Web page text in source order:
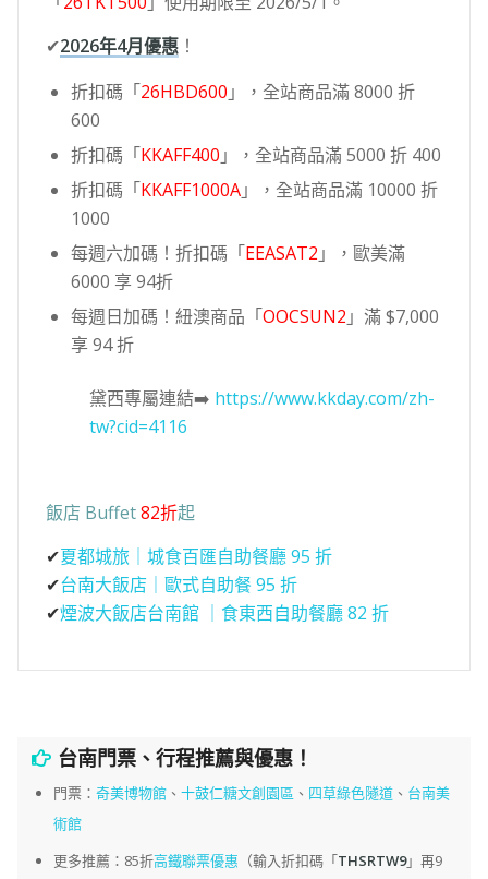
✔2026年4月優惠！
折扣碼「26HBD600 」，全站商品滿 8000 折
600
折扣碼「KKAFF400 」，全站商品滿 5000 折 400
折扣碼「KKAFF1000A」，全站商品滿 10000 折
1000
每週六加碼！折扣碼「EEASAT2 」，歐美滿
6000 享 94折
每週日加碼！紐澳商品「OOCSUN2 」滿 $7,000
享 94 折
黛西專屬連結➡️ https://www.kkday.com/zh-
tw?cid=4116
飯店 Buffet82折起
✔夏都城旅｜城食百匯自助餐廳 95 折
✔台南大飯店｜歐式自助餐 95 折
✔煙波大飯店台南館 ｜食東西自助餐廳 82 折
台南門票、行程推薦與優惠！
門票： 奇美博物館、 十鼓仁糖文創園區 、 四草綠色隧道、 台南美
術館
更多推薦：85折高鐵聯票優惠 （輸入折扣碼「THSRTW9」再9